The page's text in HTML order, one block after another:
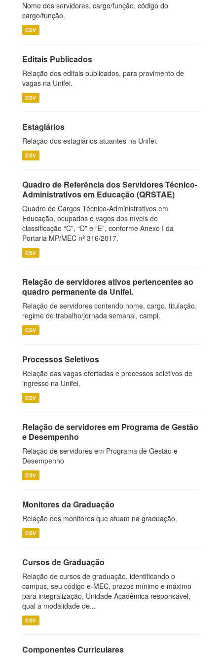
Nome dos servidores, cargo/função, código do
cargo/função.
CSV
Editais Publicados
Relação dos editais publicados, para provimento de
vagas na Unifei.
CSV
Estagiários
Relação dos estagiários atuantes na Unifei.
CSV
Quadro de Referência dos Servidores Técnico-
Administrativos em Educação (QRSTAE)
Quadro de Cargos Técnico-Administrativos em
Educação, ocupados e vagos dos níveis de
classificação “C”, “D” e “E”, conforme Anexo I da
Portaria MP/MEC nº 316/2017.
CSV
Relação de servidores ativos pertencentes ao
quadro permanente da Unifei.
Relação de servidores contendo nome, cargo, titulação,
regime de trabalho/jornada semanal, campi.
CSV
Processos Seletivos
Relação das vagas ofertadas e processos seletivos de
ingresso na Unifei.
CSV
Relação de servidores em Programa de Gestão
e Desempenho
Relação de servidores em Programa de Gestão e
Desempenho
CSV
Monitores da Graduação
Relação dos monitores que atuam na graduação.
CSV
Cursos de Graduação
Relação de cursos de graduação, identificando o
campus, seu código e-MEC, prazos mínimo e máximo
para integralização, Unidade Acadêmica responsável,
qual a modalidade de...
CSV
Componentes Curriculares